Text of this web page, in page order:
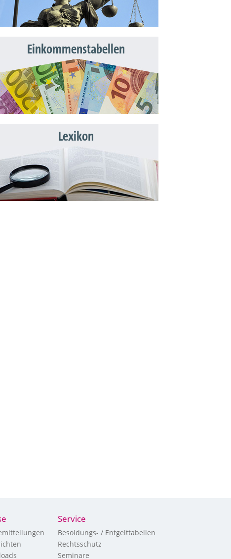
Einkommenstabellen
Lexikon
Service
Besoldungs- / Entgelttabellen
Rechtsschutz
Seminare